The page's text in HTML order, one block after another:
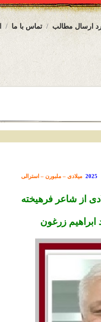
تماس با ما ارسال مطالب
2025 میلادی – ملبورن – استرالی
زرغون